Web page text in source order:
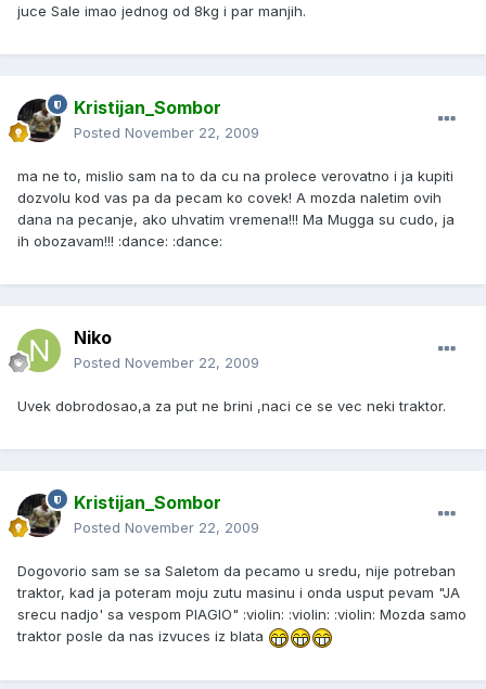
juce Sale imao jednog od 8kg i par manjih.
Kristijan_Sombor
Posted November 22, 2009
ma ne to, mislio sam na to da cu na prolece verovatno i ja kupiti
dozvolu kod vas pa da pecam ko covek! A mozda naletim ovih
dana na pecanje, ako uhvatim vremena!!! Ma Mugga su cudo, ja
ih obozavam!!! :dance: :dance:
Niko
Posted November 22, 2009
Uvek dobrodosao,a za put ne brini ,naci ce se vec neki traktor.
Kristijan_Sombor
Posted November 22, 2009
Dogovorio sam se sa Saletom da pecamo u sredu, nije potreban
traktor, kad ja poteram moju zutu masinu i onda usput pevam "JA
srecu nadjo' sa vespom PIAGIO" :violin: :violin: :violin: Mozda samo
traktor posle da nas izvuces iz blata